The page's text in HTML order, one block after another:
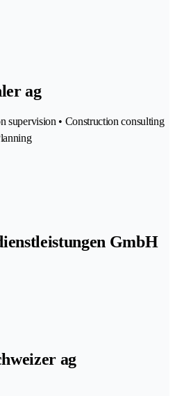
ag
supervision • Construction consulting
GmbH
ag